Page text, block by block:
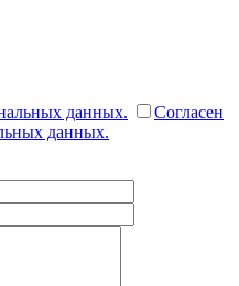
данных.
Согласен
данных.